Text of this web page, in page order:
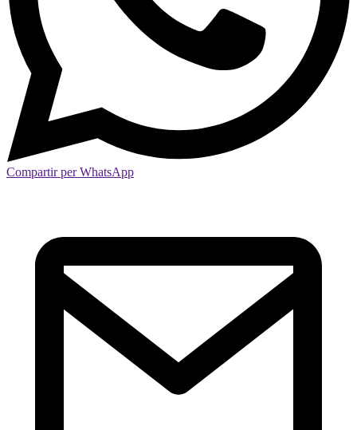
Compartir per WhatsApp